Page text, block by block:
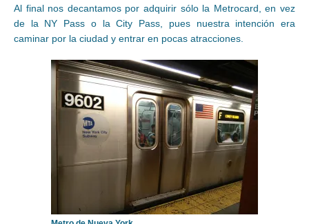
Al final nos decantamos por adquirir sólo la Metrocard, en vez
de la NY Pass o la City Pass, pues nuestra intención era
caminar por la ciudad y entrar en pocas atracciones.